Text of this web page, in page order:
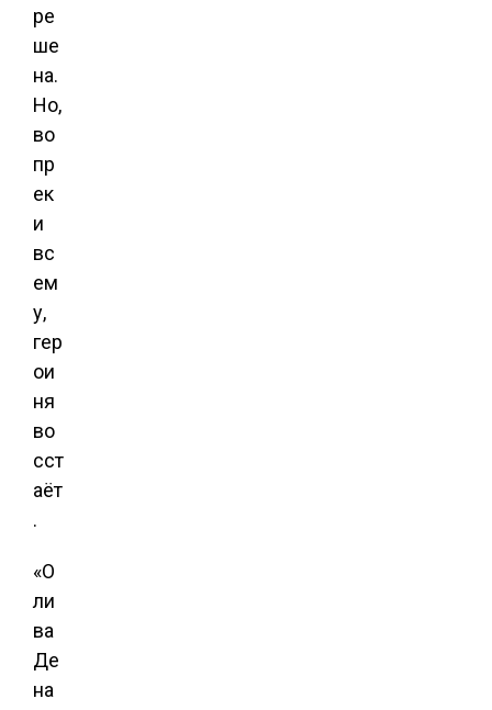
ре
ше
на.
Но,
во
пр
ек
и
вс
ем
у,
гер
ои
ня
во
сст
аёт
.
«О
ли
ва
Де
на